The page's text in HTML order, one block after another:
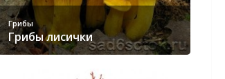
Грибы
Грибы лисички